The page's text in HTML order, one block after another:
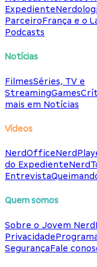
Expediente
ParceiroFrança e o
Podcasts
Notícias
FilmesSéries, TV e
StreamingGames
mais em Notícias
Vídeos
NerdOffice
do Expediente
Entrevista
Quem somos
Sobre o Jovem Nerd
Privacidade
SegurançaFale